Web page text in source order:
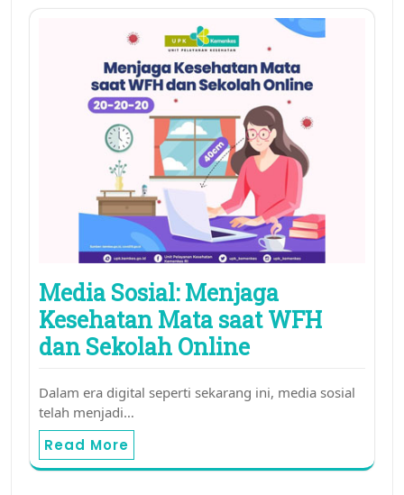
Media Sosial: Menjaga
Kesehatan Mata saat WFH
dan Sekolah Online
Dalam era digital seperti sekarang ini, media sosial
telah menjadi…
Read More